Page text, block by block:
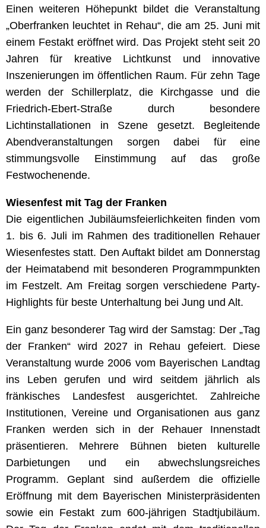
Einen weiteren Höhepunkt bildet die Veranstaltung
„Oberfranken leuchtet in Rehau“, die am 25. Juni mit
einem Festakt eröffnet wird. Das Projekt steht seit 20
Jahren für kreative Lichtkunst und innovative
Inszenierungen im öffentlichen Raum. Für zehn Tage
werden der Schillerplatz, die Kirchgasse und die
Friedrich-Ebert-Straße durch besondere
Lichtinstallationen in Szene gesetzt. Begleitende
Abendveranstaltungen sorgen dabei für eine
stimmungsvolle Einstimmung auf das große
Festwochenende.
Wiesenfest mit Tag der Franken
Die eigentlichen Jubiläumsfeierlichkeiten finden vom
1. bis 6. Juli im Rahmen des traditionellen Rehauer
Wiesenfestes statt. Den Auftakt bildet am Donnerstag
der Heimatabend mit besonderen Programmpunkten
im Festzelt. Am Freitag sorgen verschiedene Party-
Highlights für beste Unterhaltung bei Jung und Alt.
Ein ganz besonderer Tag wird der Samstag: Der „Tag
der Franken“ wird 2027 in Rehau gefeiert. Diese
Veranstaltung wurde 2006 vom Bayerischen Landtag
ins Leben gerufen und wird seitdem jährlich als
fränkisches Landesfest ausgerichtet. Zahlreiche
Institutionen, Vereine und Organisationen aus ganz
Franken werden sich in der Rehauer Innenstadt
präsentieren. Mehrere Bühnen bieten kulturelle
Darbietungen und ein abwechslungsreiches
Programm. Geplant sind außerdem die offizielle
Eröffnung mit dem Bayerischen Ministerpräsidenten
sowie ein Festakt zum 600-jährigen Stadtjubiläum.